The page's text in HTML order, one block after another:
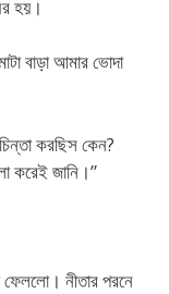
হয়।
বাড়া আমার ভোদা
করছিস কেন?
করেই জানি।”
ফেললো। নীতার পরনে